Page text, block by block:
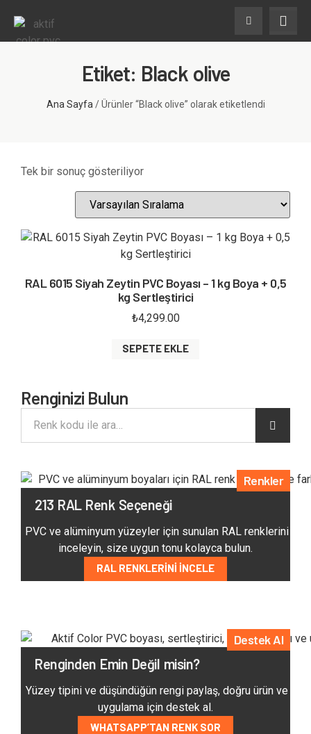
Etiket: Black olive
Ana Sayfa / Ürünler “Black olive” olarak etiketlendi
Tek bir sonuç gösteriliyor
RAL 6015 Siyah Zeytin PVC Boyası – 1 kg Boya + 0,5
kg Sertleştirici
₺4,299.00
SEPETE EKLE
Renginizi Bulun
Renkler
213 RAL Renk Seçeneği
PVC ve alüminyum yüzeyler için sunulan RAL renklerini
inceleyin, size uygun tonu kolayca bulun.
RAL RENKLERINI İNCELE
Destek Al
Renginden Emin Değil misin?
Yüzey tipini ve düşündüğün rengi paylaş, doğru ürün ve
uygulama için destek al.
WHATSAPP’TAN RENK SOR